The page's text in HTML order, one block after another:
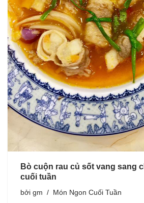
Bò cuộn rau củ sốt vang sang
cuối tuần
bởi gm Món Ngon Cuối Tuần